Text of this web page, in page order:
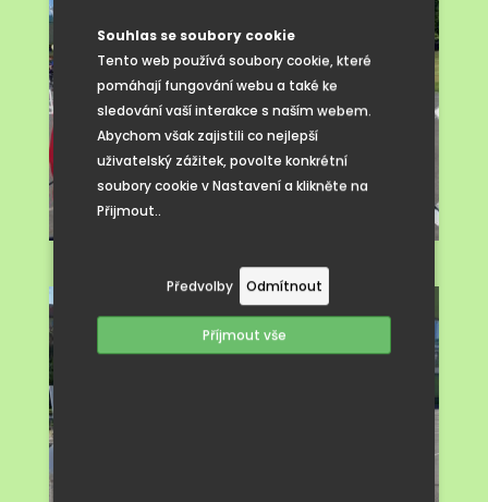
Souhlas se soubory cookie
Tento web používá soubory cookie, které
pomáhají fungování webu a také ke
sledování vaší interakce s naším webem.
Abychom však zajistili co nejlepší
uživatelský zážitek, povolte konkrétní
soubory cookie v Nastavení a klikněte na
Přijmout..
Předvolby Odmítnout
Příjmout vše